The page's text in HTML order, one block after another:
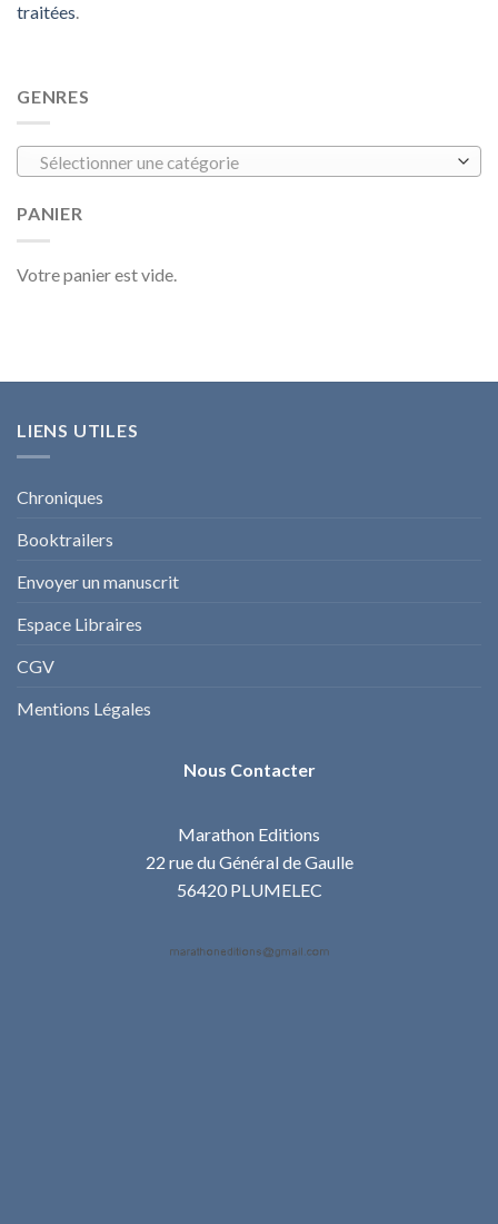
traitées.
GENRES
Sélectionner une catégorie
PANIER
Votre panier est vide.
LIENS UTILES
Chroniques
Booktrailers
Envoyer un manuscrit
Espace Libraires
CGV
Mentions Légales
Nous Contacter
Marathon Editions
22 rue du Général de Gaulle
56420 PLUMELEC